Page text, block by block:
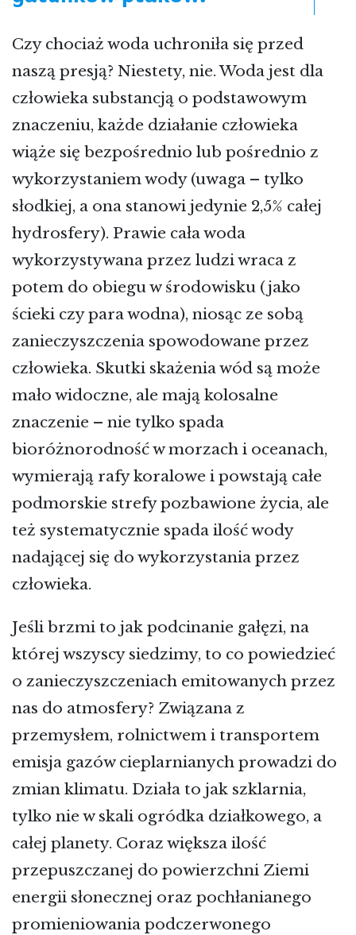
Czy chociaż woda uchroniła się przed
naszą presją? Niestety, nie. Woda jest dla
człowieka substancją o podstawowym
znaczeniu, każde działanie człowieka
wiąże się bezpośrednio lub pośrednio z
wykorzystaniem wody (uwaga – tylko
słodkiej, a ona stanowi jedynie 2,5% całej
hydrosfery). Prawie cała woda
wykorzystywana przez ludzi wraca z
potem do obiegu w środowisku (jako
ścieki czy para wodna), niosąc ze sobą
zanieczyszczenia spowodowane przez
człowieka. Skutki skażenia wód są może
mało widoczne, ale mają kolosalne
znaczenie – nie tylko spada
bioróżnorodność w morzach i oceanach,
wymierają rafy koralowe i powstają całe
podmorskie strefy pozbawione życia, ale
też systematycznie spada ilość wody
nadającej się do wykorzystania przez
człowieka.
Jeśli brzmi to jak podcinanie gałęzi, na
której wszyscy siedzimy, to co powiedzieć
o zanieczyszczeniach emitowanych przez
nas do atmosfery? Związana z
przemysłem, rolnictwem i transportem
emisja gazów cieplarnianych prowadzi do
zmian klimatu. Działa to jak szklarnia,
tylko nie w skali ogródka działkowego, a
całej planety. Coraz większa ilość
przepuszczanej do powierzchni Ziemi
energii słonecznej oraz pochłanianego
promieniowania podczerwonego